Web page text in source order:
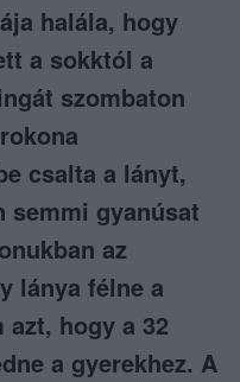
halála, hogy
a sokktól a
szombaton
csalta a lányt,
semmi gyanúsat
az
lánya félne a
hogy a 32
a gyerekhez. A